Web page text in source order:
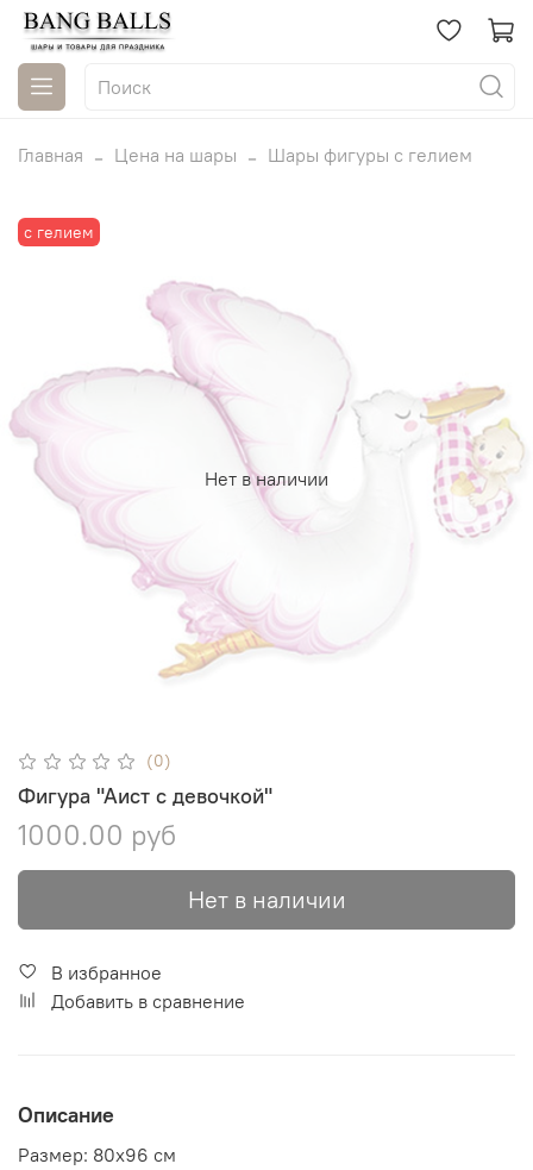
Главная Цена на шары Шары фигуры с гелием
Нет в наличии
с гелием
(0)
Фигура "Аист с девочкой"
1000.00 руб
Нет в наличии
В избранное
Добавить в сравнение
Описание
Размер: 80х96 см